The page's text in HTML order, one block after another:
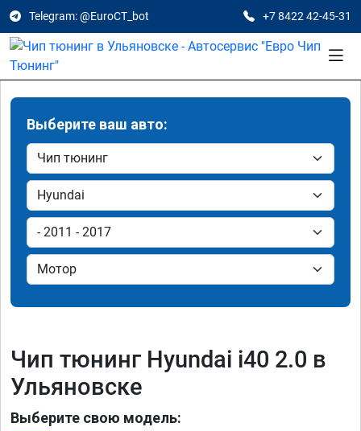
Telegram: @EuroCT_bot +7 8422 42-45-31
Выберите ваш авто:
Чип тюнинг Hyundai i40 2.0 в
Ульяновске
Выберите свою модель: